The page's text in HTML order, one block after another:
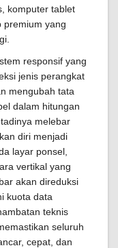
komputer tablet
premium yang
responsif yang
jenis perangkat
mengubah tata
dalam hitungan
melebar
diri menjadi
layar ponsel,
vertikal yang
akan direduksi
kuota data
teknis
seluruh
cepat, dan